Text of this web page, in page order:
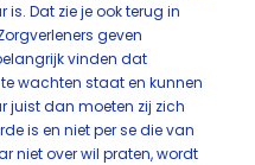
Dat zie je ook terug in
geven
vinden dat
wachten staat en kunnen
juist dan moeten zij zich
is en niet per se die van
niet over wil praten, wordt